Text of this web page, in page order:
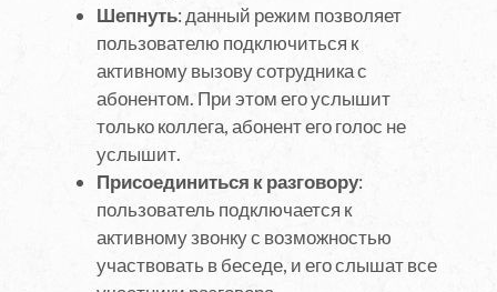
Шепнуть: данный режим позволяет
пользователю подключиться к
активному вызову сотрудника с
абонентом. При этом его услышит
только коллега, абонент его голос не
услышит.
Присоединиться к разговору:
пользователь подключается к
активному звонку с возможностью
участвовать в беседе, и его слышат все